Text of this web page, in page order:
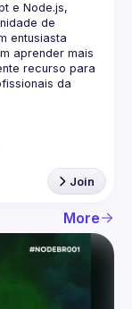
e Node.js,
de
entusiasta
aprender mais
recurso para
da
Join
More